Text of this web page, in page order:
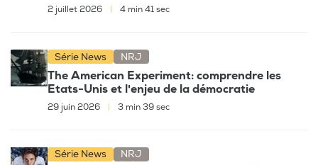
2 juillet 2026 4 min 41 sec
Série News NRJ
The American Experiment: comprendre les
Etats-Unis et l'enjeu de la démocratie
29 juin 2026 3 min 39 sec
Série News NRJ